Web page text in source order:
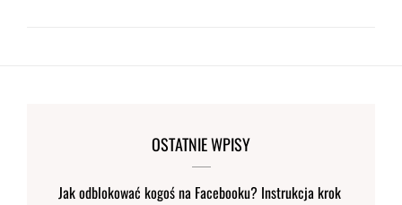
OSTATNIE WPISY
Jak odblokować kogoś na Facebooku? Instrukcja krok